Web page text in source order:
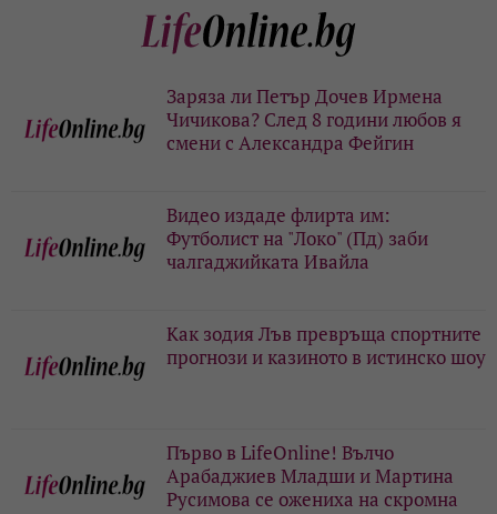
Заряза ли Петър Дочев Ирмена
Чичикова? След 8 години любов я
смени с Александра Фейгин
Видео издаде флирта им:
Футболист на "Локо" (Пд) заби
чалгаджийката Ивайла
Как зодия Лъв превръща спортните
прогнози и казиното в истинско шоу
Първо в LifeOnline! Вълчо
Арабаджиев Младши и Мартина
Русимова сe oжениха на скромна